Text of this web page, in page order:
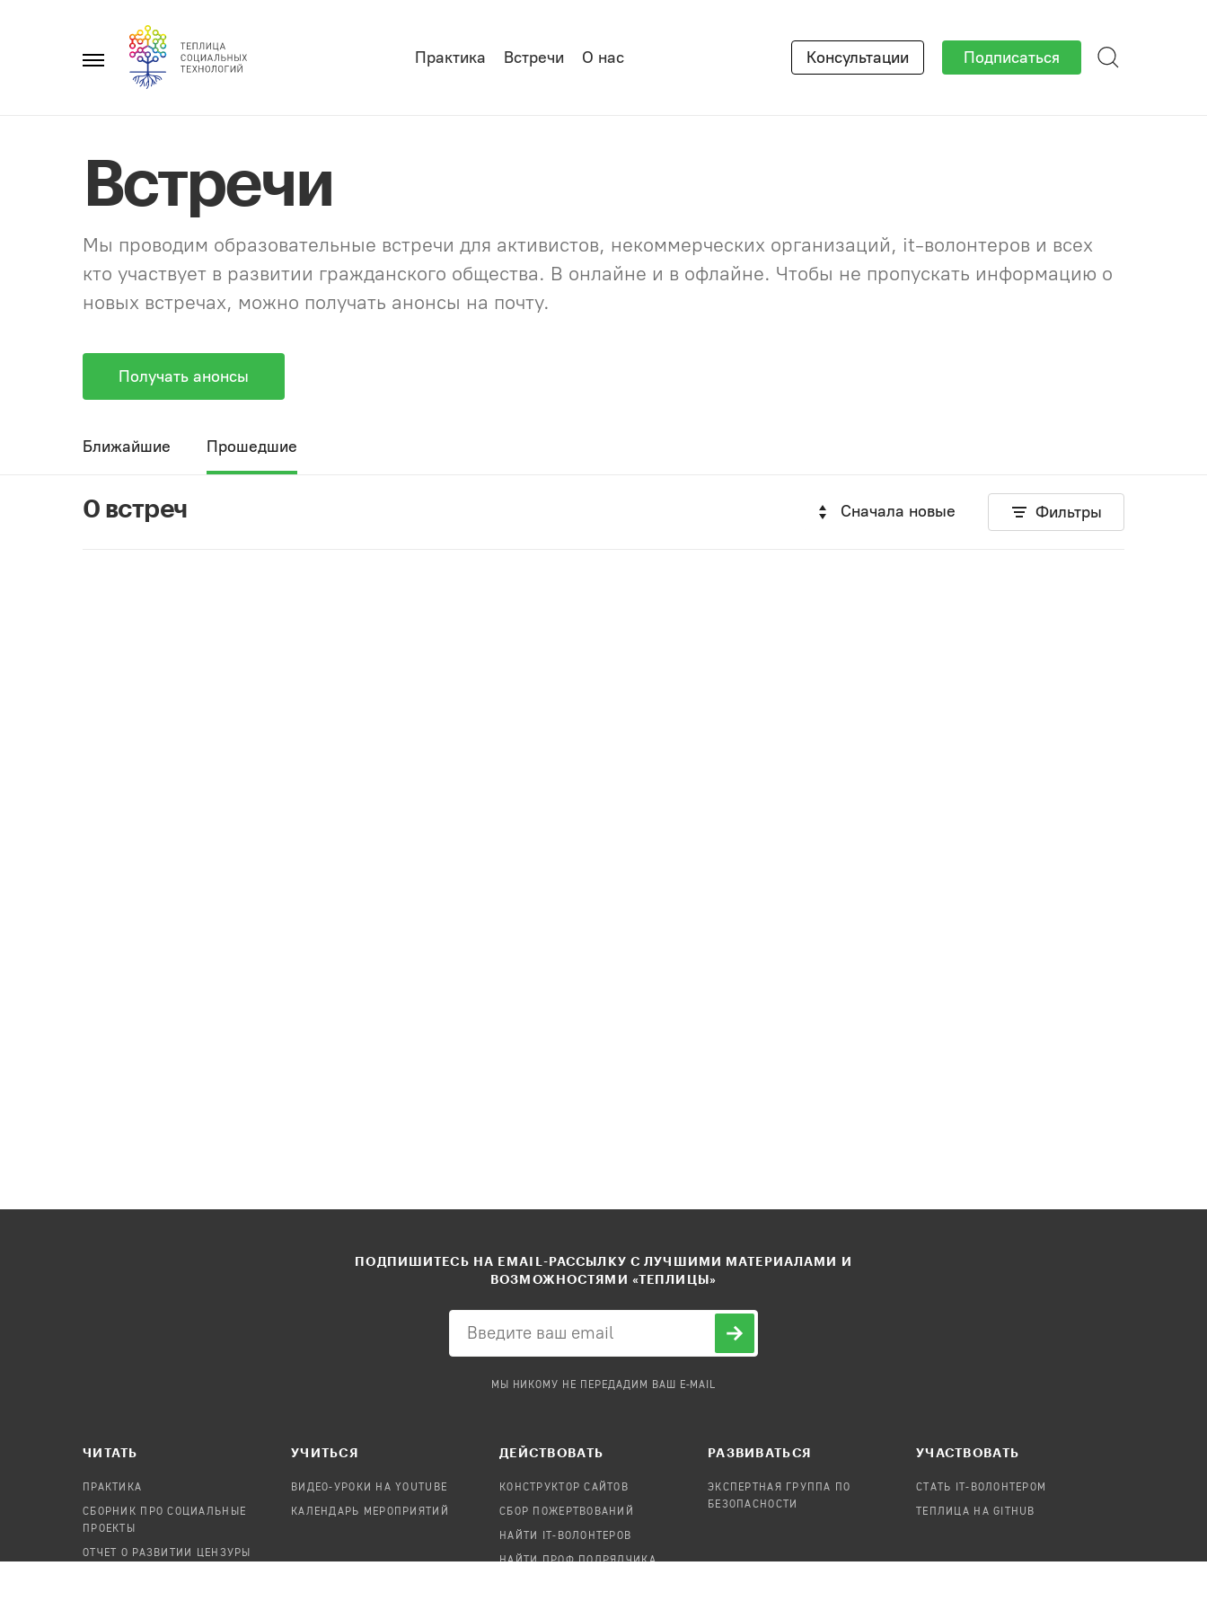
Главное
Практика Встречи О нас Консультации Подписаться
Встречи
Мы проводим образовательные встречи для активистов, некоммерческих организаций, it-волонтеров и всех
кто участвует в развитии гражданского общества. В онлайне и в офлайне. Чтобы не пропускать информацию о
новых встречах, можно получать анонсы на почту.
Получать анонсы
Ближайшие Прошедшие
0 встреч Сначала новые Фильтры
ПОДПИШИТЕСЬ НА EMAIL-РАССЫЛКУ С ЛУЧШИМИ МАТЕРИАЛАМИ И
ВОЗМОЖНОСТЯМИ «ТЕПЛИЦЫ»
МЫ НИКОМУ НЕ ПЕРЕДАДИМ ВАШ E-MAIL
ЧИТАТЬ
ПРАКТИКА
СБОРНИК ПРО СОЦИАЛЬНЫЕ
ПРОЕКТЫ
ОТЧЕТ О РАЗВИТИИ ЦЕНЗУРЫ
УЧИТЬСЯ
ВИДЕО-УРОКИ НА YOUTUBE
КАЛЕНДАРЬ МЕРОПРИЯТИЙ
ДЕЙСТВОВАТЬ
КОНСТРУКТОР САЙТОВ
СБОР ПОЖЕРТВОВАНИЙ
НАЙТИ IT-ВОЛОНТЕРОВ
НАЙТИ ПРОФ.ПОДРЯДЧИКА
РАЗВИВАТЬСЯ
ЭКСПЕРТНАЯ ГРУППА ПО
БЕЗОПАСНОСТИ
УЧАСТВОВАТЬ
СТАТЬ IT-ВОЛОНТЕРОМ
ТЕПЛИЦА НА GITHUB